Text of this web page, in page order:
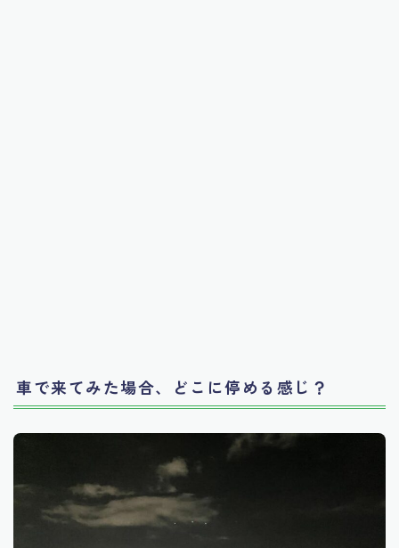
車で来てみた場合、どこに停める感じ？